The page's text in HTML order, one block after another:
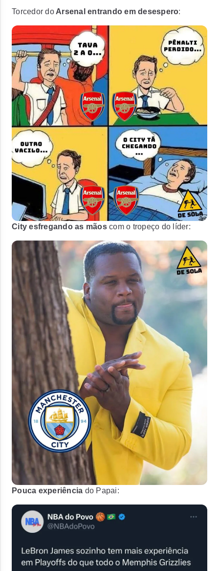
Torcedor doArsenal entrando em desespero:
City esfregando as mãoscom o tropeço do líder:
Pouca experiência do Papai: